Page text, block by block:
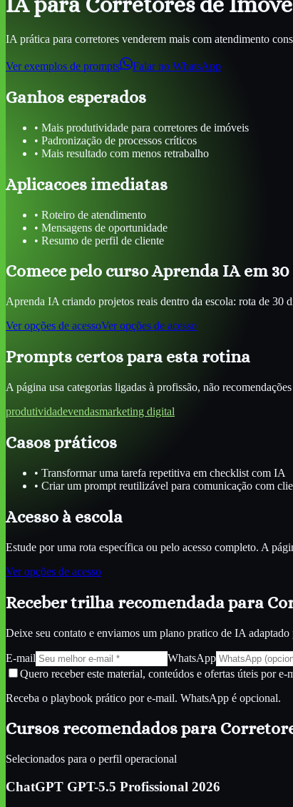
IA prática para corretores venderem mais com atendimento
Ver exemplos de prompts Falar no WhatsApp
Ganhos esperados
• Mais produtividade para corretores de imóveis
• Padronização de processos críticos
• Mais resultado com menos retrabalho
Aplicacoes imediatas
• Roteiro de atendimento
• Mensagens de oportunidade
• Resumo de perfil de cliente
Comece pelo curso Aprenda IA em
Aprenda IA criando projetos reais dentro da escola: rota de 30
Ver opções de acessoVer opções de acesso
Prompts certos para esta rotina
A página usa categorias ligadas à profissão, não
produtividadevendasmarketing digital
Casos práticos
• Transformar uma tarefa repetitiva em checklist com IA
• Criar um prompt reutilizável para comunicação com
Acesso à escola
Estude por uma rota específica ou pelo acesso completo. A
Ver opções de acesso
Receber trilha recomendada para
Deixe seu contato e enviamos um plano pratico de IA adaptado
E-mail WhatsApp
Quero receber este material, conteúdos e ofertas úteis por e-
Receba o playbook prático por e-mail. WhatsApp é opcional.
Cursos recomendados para
Selecionados para o perfil operacional
ChatGPT GPT-5.5 Profissional 2026